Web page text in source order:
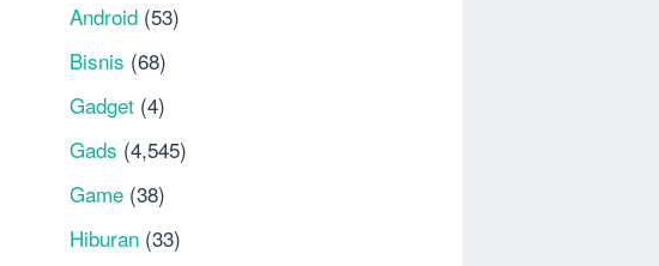
Android (53)
Bisnis (68)
Gadget (4)
Gads (4,545)
Game (38)
Hiburan (33)